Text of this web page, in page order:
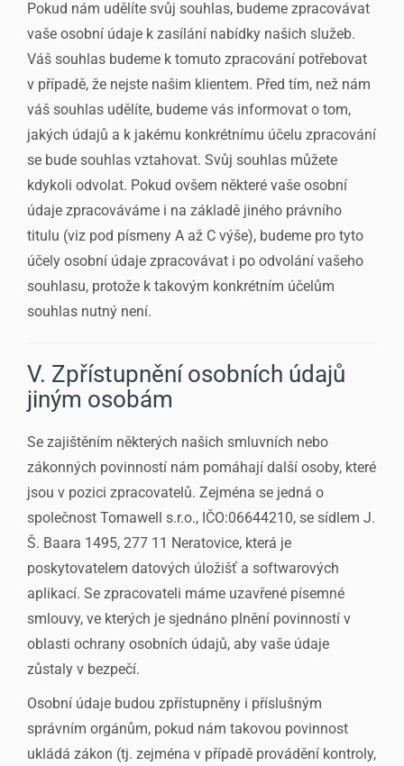
Pokud nám udělíte svůj souhlas, budeme zpracovávat
vaše osobní údaje k zasílání nabídky našich služeb.
Váš souhlas budeme k tomuto zpracování potřebovat
v případě, že nejste našim klientem. Před tím, než nám
váš souhlas udělíte, budeme vás informovat o tom,
jakých údajů a k jakému konkrétnímu účelu zpracování
se bude souhlas vztahovat. Svůj souhlas můžete
kdykoli odvolat. Pokud ovšem některé vaše osobní
údaje zpracováváme i na základě jiného právního
titulu (viz pod písmeny A až C výše), budeme pro tyto
účely osobní údaje zpracovávat i po odvolání vašeho
souhlasu, protože k takovým konkrétním účelům
souhlas nutný není.
V. Zpřístupnění osobních údajů
jiným osobám
Se zajištěním některých našich smluvních nebo
zákonných povinností nám pomáhají další osoby, které
jsou v pozici zpracovatelů. Zejména se jedná o
společnost Tomawell s.r.o., IČO:06644210, se sídlem J.
Š. Baara 1495, 277 11 Neratovice, která je
poskytovatelem datových úložišť a softwarových
aplikací. Se zpracovateli máme uzavřené písemné
smlouvy, ve kterých je sjednáno plnění povinností v
oblasti ochrany osobních údajů, aby vaše údaje
zůstaly v bezpečí.
Osobní údaje budou zpřístupněny i příslušným
správním orgánům, pokud nám takovou povinnost
ukládá zákon (tj. zejména v případě provádění kontroly,